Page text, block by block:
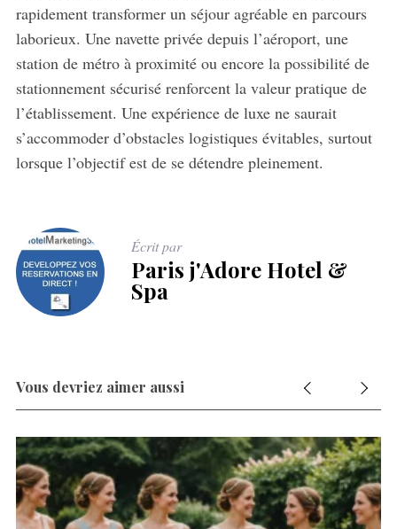
rapidement transformer un séjour agréable en parcours
laborieux. Une navette privée depuis l’aéroport, une
station de métro à proximité ou encore la possibilité de
stationnement sécurisé renforcent la valeur pratique de
l’établissement. Une expérience de luxe ne saurait
s’accommoder d’obstacles logistiques évitables, surtout
lorsque l’objectif est de se détendre pleinement.
Écrit par
Paris j'Adore Hotel &
Spa
Vous devriez aimer aussi